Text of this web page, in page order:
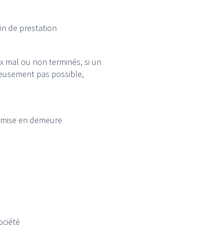
de prestation
mal ou non terminés, si un
pas possible,
en demeure